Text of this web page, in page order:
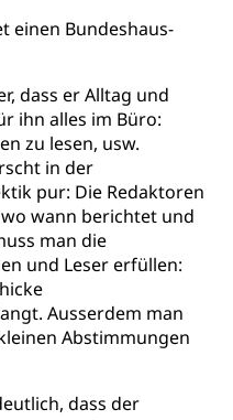
einen Bundeshaus-
dass er Alltag und
ihn alles im Büro:
zu lesen, usw.
in der
pur: Die Redaktoren
wann berichtet und
man die
und Leser erfüllen:
Ausserdem man
Abstimmungen
dass der